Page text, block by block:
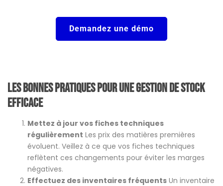
Demandez une démo
Les bonnes pratiques pour une gestion de stock
efficace
Mettez à jour vos fiches techniques
régulièrement Les prix des matières premières
évoluent. Veillez à ce que vos fiches techniques
reflètent ces changements pour éviter les marges
négatives.
Effectuez des inventaires fréquents Un inventaire